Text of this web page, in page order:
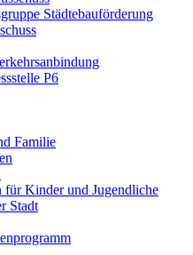
Städtebauförderung
P6
Familie
für Kinder und Jugendliche
Stadt